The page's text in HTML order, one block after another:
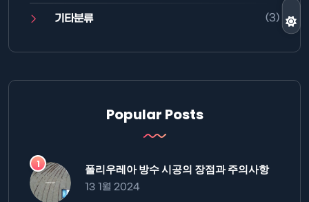
기타분류 (3)
Popular Posts
폴리우레아 방수 시공의 장점과 주의사항
13 1월 2024